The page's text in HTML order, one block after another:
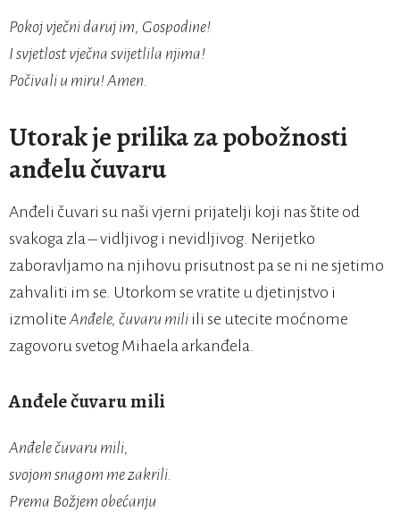
Pokoj vječni daruj im, Gospodine!
I svjetlost vječna svijetlila njima!
Počivali u miru! Amen.
Utorak je prilika za pobožnosti
anđelu čuvaru
Anđeli čuvari su naši vjerni prijatelji koji nas štite od
svakoga zla – vidljivog i nevidljivog. Nerijetko
zaboravljamo na njihovu prisutnost pa se ni ne sjetimo
zahvaliti im se. Utorkom se vratite u djetinjstvo i
izmolite Anđele, čuvaru mili ili se utecite moćnome
zagovoru svetog Mihaela arkanđela.
Anđele čuvaru mili
Anđele čuvaru mili,
svojom snagom me zakrili.
Prema Božjem obećanju